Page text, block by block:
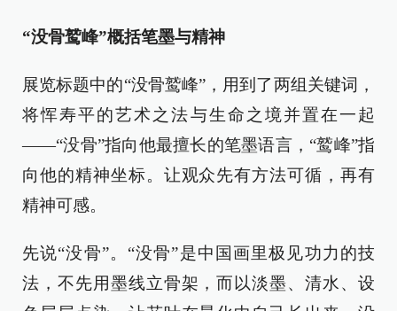
“没骨鹫峰”概括笔墨与精神
展览标题中的“没骨鹫峰”，用到了两组关键词，
将恽寿平的艺术之法与生命之境并置在一起
——“没骨”指向他最擅长的笔墨语言，“鹫峰”指
向他的精神坐标。让观众先有方法可循，再有
精神可感。
先说“没骨”。“没骨”是中国画里极见功力的技
法，不先用墨线立骨架，而以淡墨、清水、设